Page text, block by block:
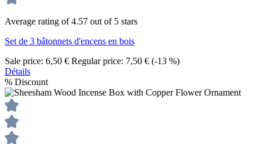
Average rating of 4.57 out of 5 stars
Set de 3 bâtonnets d'encens en bois
Sale price: 6,50 € Regular price: 7,50 € (-13 %)
Détails
% Discount